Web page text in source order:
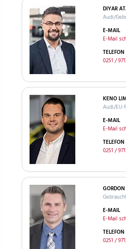
DIYAR
Audi/
E-MAIL
E-Mail
TELEFON
0251 /
KENO
Audi/EU-
E-MAIL
E-Mail
TELEFON
0251 /
E-MAIL
E-Mail
TELEFON
0251 /